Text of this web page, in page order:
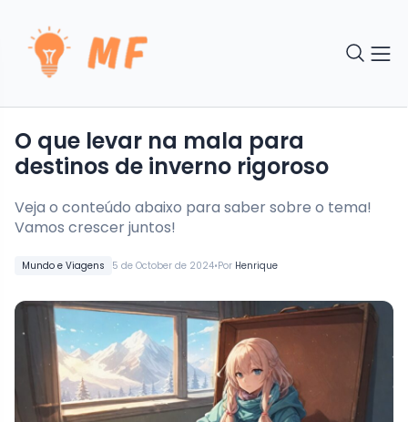
Mundo e Viagens 5 de October de 2024•Por Henrique
O que levar na mala para
destinos de inverno rigoroso
Veja o conteúdo abaixo para saber sobre o tema!
Vamos crescer juntos!